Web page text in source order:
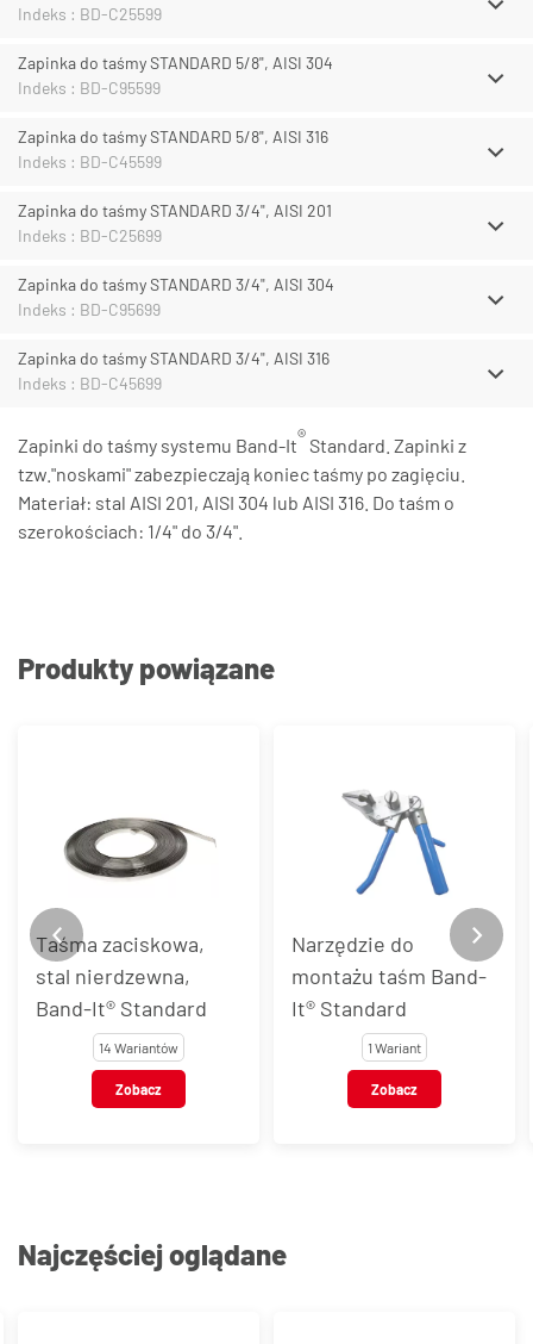
Indeks : BD-C25599
Zapinka do taśmy STANDARD 5/8", AISI 304
Indeks : BD-C95599
Zapinka do taśmy STANDARD 5/8", AISI 316
Indeks : BD-C45599
Zapinka do taśmy STANDARD 3/4", AISI 201
Indeks : BD-C25699
Zapinka do taśmy STANDARD 3/4", AISI 304
Indeks : BD-C95699
Zapinka do taśmy STANDARD 3/4", AISI 316
Indeks : BD-C45699
Zapinki do taśmy systemu Band-It® Standard. Zapinki z
tzw."noskami" zabezpieczają koniec taśmy po zagięciu.
Materiał: stal AISI 201, AISI 304 lub AISI 316. Do taśm o
szerokościach: 1/4" do 3/4".
Produkty powiązane
Taśma zaciskowa,
stal nierdzewna,
Band-It® Standard
14 Wariantów
Zobacz
Narzędzie do
montażu taśm Band-
It® Standard
1 Wariant
Zobacz
Najczęściej oglądane